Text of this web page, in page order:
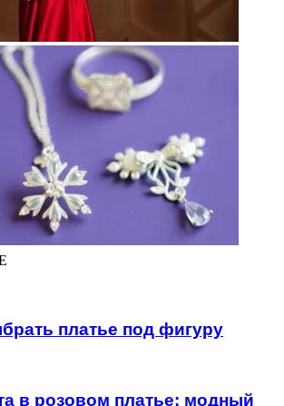
платье под фигуру
в розовом платье: модный